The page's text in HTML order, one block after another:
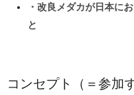
・改良メダカが日本に
と
コンセプト（＝参加